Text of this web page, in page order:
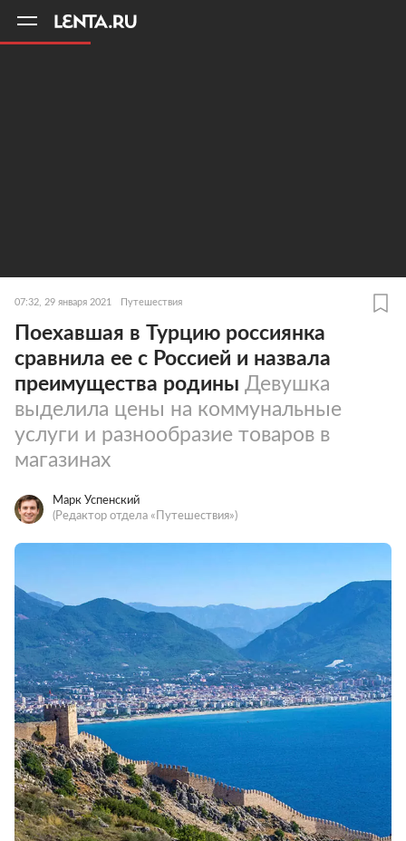
07:32, 29 января 2021 Путешествия
Поехавшая в Турцию россиянка
сравнила ее с Россией и назвала
преимущества родины Девушка
выделила цены на коммунальные
услуги и разнообразие товаров в
магазинах
Марк Успенский
(Редактор отдела «Путешествия»)